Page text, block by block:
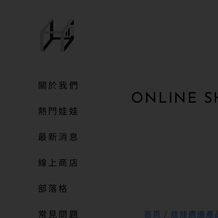
關於我們
熱門娃娃
最新消息
線上商店
部落格
常見問題
ONLINE
首頁 / 娃娃週邊產